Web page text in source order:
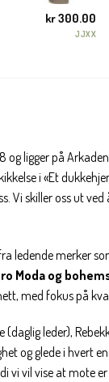
kr300.00
JJXX
og ligger på
i «Et
Vi skiller oss ut
ledende merker
Moda og
med fokus på
leder),
og glede i hvert
vi vil vise at mote